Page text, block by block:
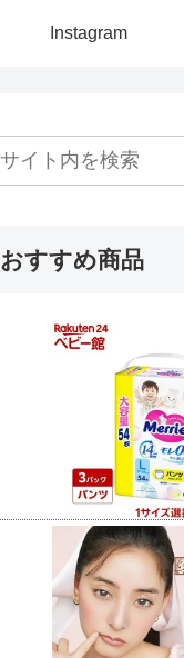
Instagram
おすすめ商品